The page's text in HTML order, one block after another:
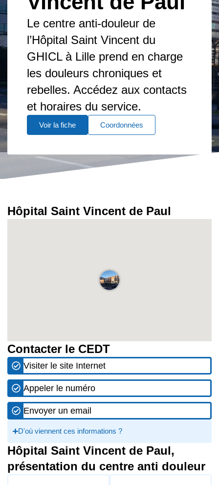
Le centre anti-douleur de
l’Hôpital Saint Vincent du
GHICL à Lille prend en charge
les douleurs chroniques et
rebelles. Accédez aux contacts
et horaires du service.
Voir la fiche Coordonnées
Hôpital Saint Vincent de Paul,
présentation du centre anti douleur
Hôpital Saint Vincent de Paul
Contacter le CEDT
Visiter le site Internet
Appeler le numéro
Envoyer un email
D'où viennent ces informations ?